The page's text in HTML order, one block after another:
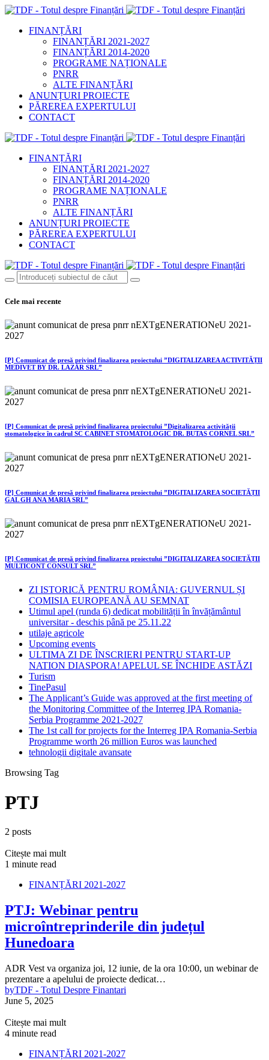
FINANȚĂRI
FINANȚĂRI 2021-2027
FINANȚĂRI 2014-2020
PROGRAME NAȚIONALE
PNRR
ALTE FINANȚĂRI
ANUNȚURI PROIECTE
PĂREREA EXPERTULUI
CONTACT
FINANȚĂRI
FINANȚĂRI 2021-2027
FINANȚĂRI 2014-2020
PROGRAME NAȚIONALE
PNRR
ALTE FINANȚĂRI
ANUNȚURI PROIECTE
PĂREREA EXPERTULUI
CONTACT
Cele mai recente
[P] Comunicat de presă privind finalizarea proiectului ”DIGITALIZAREA ACTIVITĂȚII
MEDIVET BY DR. LAZĂR SRL”
[P] Comunicat de presă privind finalizarea proiectului ”Digitalizarea activității
stomatologice în cadrul SC CABINET STOMATOLOGIC DR. BUTAS CORNEL SRL”
[P] Comunicat de presă privind finalizarea proiectului ”DIGITALIZAREA SOCIETĂȚII
GAL GH ANA MARIA SRL”
[P] Comunicat de presă privind finalizarea proiectului ”DIGITALIZAREA SOCIETĂȚII
MULTICONT CONSULT SRL”
ZI ISTORICĂ PENTRU ROMÂNIA: GUVERNUL ȘI
COMISIA EUROPEANĂ AU SEMNAT
Utimul apel (runda 6) dedicat mobilității în învățământul
universitar - deschis până pe 25.11.22
utilaje agricole
Upcoming events
ULTIMA ZI DE ÎNSCRIERI PENTRU START-UP
NATION DIASPORA! APELUL SE ÎNCHIDE ASTĂZI
Turism
TinePasul
The Applicant’s Guide was approved at the first meeting of
the Monitoring Committee of the Interreg IPA Romania-
Serbia Programme 2021-2027
The 1st call for projects for the Interreg IPA Romania-Serbia
Programme worth 26 million Euros was launched
tehnologii digitale avansate
Browsing Tag
PTJ
2 posts
Citește mai mult
1 minute read
FINANȚĂRI 2021-2027
PTJ: Webinar pentru
microîntreprinderile din județul
Hunedoara
ADR Vest va organiza joi, 12 iunie, de la ora 10:00, un webinar de
prezentare a apelului de proiecte dedicat…
byTDF - Totul Despre Finantari
June 5, 2025
Citește mai mult
4 minute read
FINANȚĂRI 2021-2027